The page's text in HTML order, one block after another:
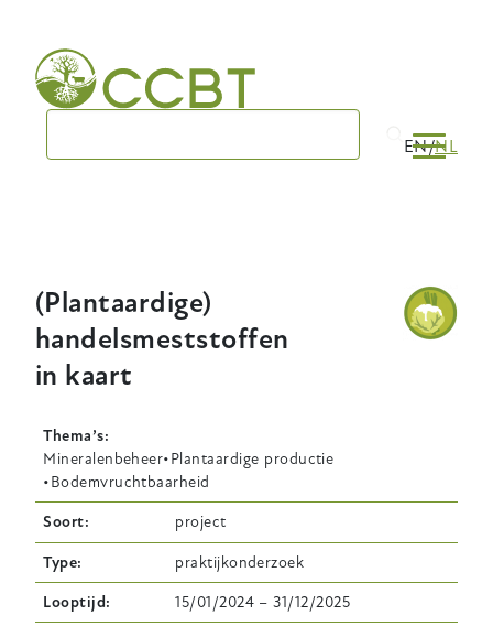
main
navigation
EN NL
(Plantaardige)
handelsmeststoffen
in kaart
Thema’s
Mineralenbeheer Plantaardige productie
Bodemvruchtbaarheid
Soort project
Type praktijkonderzoek
Looptijd 15/01/2024 –31/12/2025